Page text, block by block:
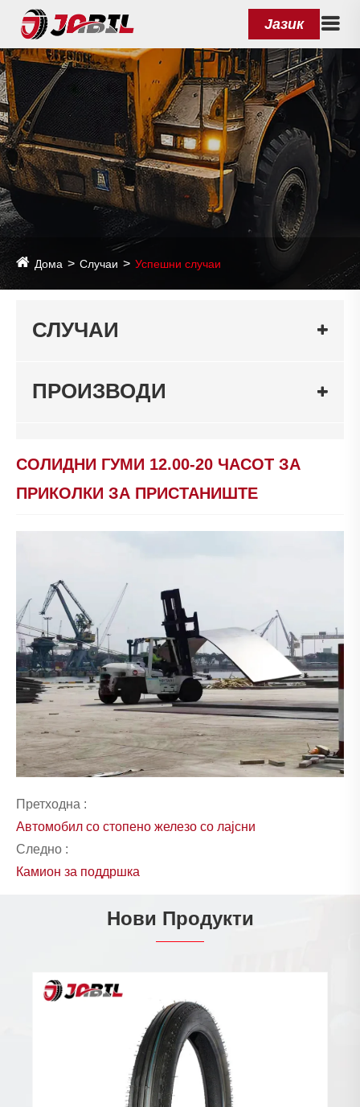
Јазик
Дома Случаи Успешни случаи
СЛУЧАИ
ПРОИЗВОДИ
СОЛИДНИ ГУМИ 12.00-20 ЧАСОТ ЗА
ПРИКОЛКИ ЗА ПРИСТАНИШТЕ
Претходна :
Автомобил со стопено железо со лајсни
Следно :
Камион за поддршка
Нови Продукти